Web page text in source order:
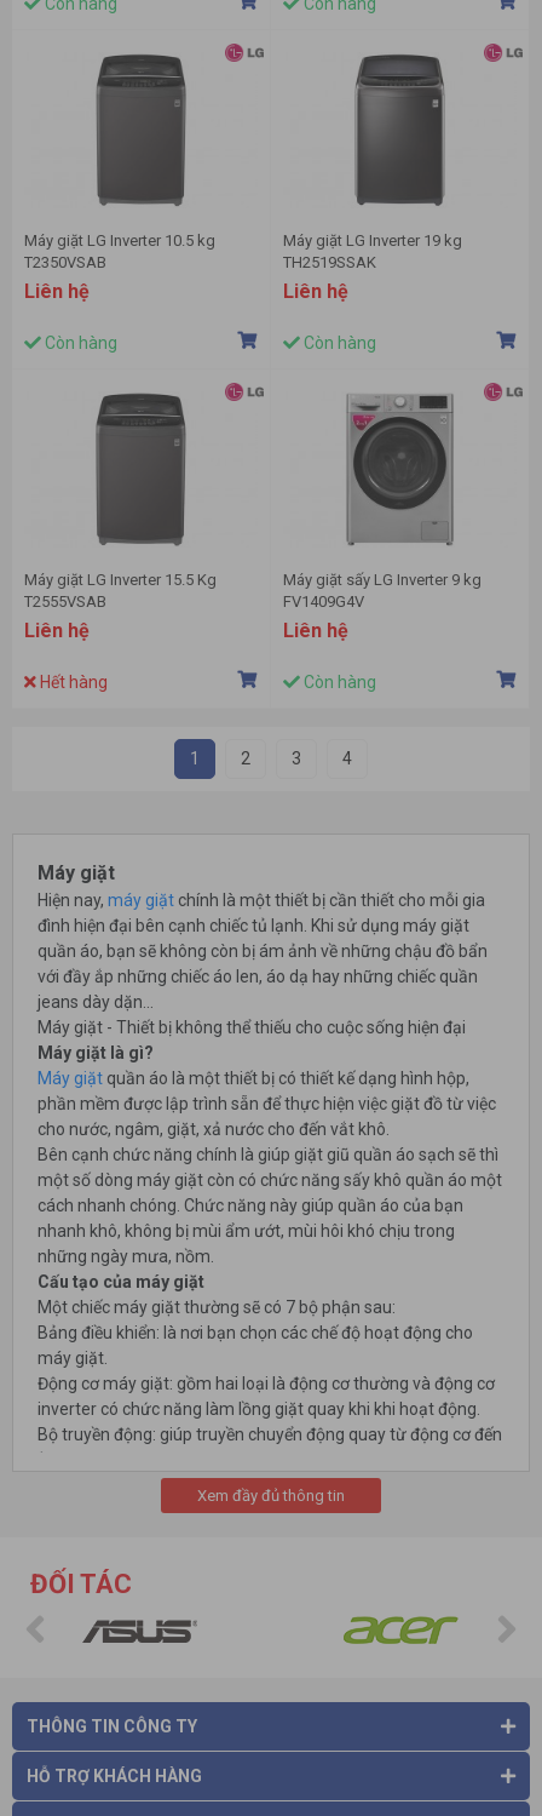
Còn hàng Còn hàng
Máy giặt LG Inverter 10.5 kg
T2350VSAB
Liên hệ
Còn hàng
Máy giặt LG Inverter 19 kg
TH2519SSAK
Liên hệ
Còn hàng
Máy giặt LG Inverter 15.5 Kg
T2555VSAB
Liên hệ
Hết hàng
Máy giặt sấy LG Inverter 9 kg
FV1409G4V
Liên hệ
Còn hàng
1 2 3 4
Máy giặt
Hiện nay, máy giặt chính là một thiết bị cần thiết cho mỗi gia
đình hiện đại bên cạnh chiếc tủ lạnh. Khi sử dụng máy giặt
quần áo, bạn sẽ không còn bị ám ảnh về những chậu đồ bẩn
với đầy ắp những chiếc áo len, áo dạ hay những chiếc quần
jeans dày dặn...
Máy giặt - Thiết bị không thể thiếu cho cuộc sống hiện đại
Máy giặt là gì?
Máy giặt quần áo là một thiết bị có thiết kế dạng hình hộp,
phần mềm được lập trình sẵn để thực hiện việc giặt đồ từ việc
cho nước, ngâm, giặt, xả nước cho đến vắt khô.
Bên cạnh chức năng chính là giúp giặt giũ quần áo sạch sẽ thì
một số dòng máy giặt còn có chức năng sấy khô quần áo một
cách nhanh chóng. Chức năng này giúp quần áo của bạn
nhanh khô, không bị mùi ẩm ướt, mùi hôi khó chịu trong
những ngày mưa, nồm.
Cấu tạo của máy giặt
Một chiếc máy giặt thường sẽ có 7 bộ phận sau:
Bảng điều khiển: là nơi bạn chọn các chế độ hoạt động cho
máy giặt.
Động cơ máy giặt: gồm hai loại là động cơ thường và động cơ
inverter có chức năng làm lồng giặt quay khi khi hoạt động.
Bộ truyền động: giúp truyền chuyển động quay từ động cơ đến
Van cấp nước: cấp nước cho máy giặt.
Lồng giặt: là nơi chứa đồ giặt và cũng là nơi xảy ra các hoạt
Van xả: giúp xả nước trong lồng giặt ra ngoài.
Xem đầy đủ thông tin
ĐỐI TÁC
THÔNG TIN CÔNG TY
HỖ TRỢ KHÁCH HÀNG